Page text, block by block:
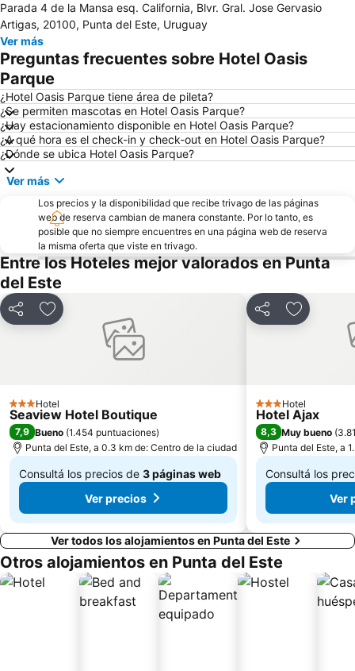
Parada 4 de la Mansa esq. California, Blvr. Gral. Jose Gervasio
Artigas, 20100, Punta del Este, Uruguay
Ver más
Preguntas frecuentes sobre Hotel Oasis
Parque
¿Hotel Oasis Parque tiene área de pileta?
¿Se permiten mascotas en Hotel Oasis Parque?
¿Hay estacionamiento disponible en Hotel Oasis Parque?
¿A qué hora es el check-in y check-out en Hotel Oasis Parque?
¿Dónde se ubica Hotel Oasis Parque?
Ver más
Los precios y la disponibilidad que recibe trivago de las páginas
web de reserva cambian de manera constante. Por lo tanto, es
posible que no siempre encuentres en una página web de reserva
la misma oferta que viste en trivago.
Entre los Hoteles mejor valorados en Punta
del Este
CompartirAñadir a favoritos
3 Estrellas
Hotel
Seaview Hotel Boutique
7,9 Bueno (1.454 puntuaciones)
Punta del Este, a 0.3 km de: Centro de la ciudad
Consultá los precios de 3 páginas web
De
$ 1.437 Ver precios
CompartirAñadir a
3 Estrellas
Hotel
Hotel Ajax
8,3 Muy bueno (
Punta del Este, a
Consultá los
De
$ 2.245 Ver
Ver todos los alojamientos en Punta del Este
Otros alojamientos en Punta del Este